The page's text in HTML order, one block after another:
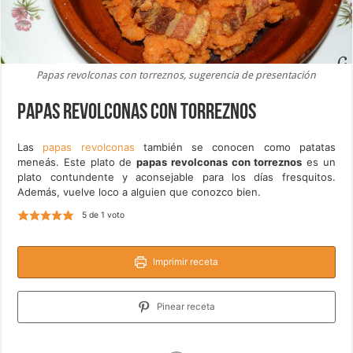
Papas revolconas con torreznos, sugerencia de presentación
Papas revolconas con torreznos
Las papas revolconas también se conocen como patatas
meneás. Este plato depapas revolconas con torreznos es un
plato contundente y aconsejable para los días fresquitos.
Además, vuelve loco a alguien que conozco bien.
5de 1 voto
Imprimir receta
Pinear receta